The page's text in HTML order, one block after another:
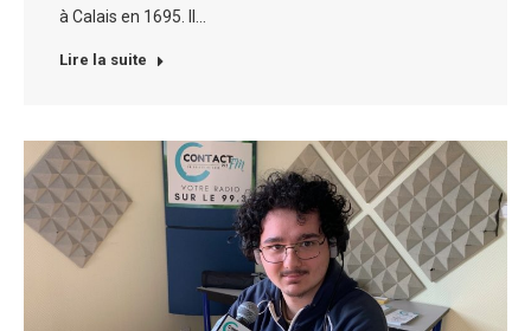
à Calais en 1695. Il…
Lire la suite